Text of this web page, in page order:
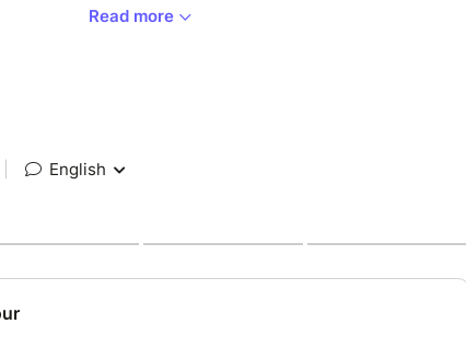
ayant vécu des expériences paranormales
INTERACTIF qui vous permettra également de
avec les intervenants.
du Week-end
???????? ????????????????????????????????????
Read more